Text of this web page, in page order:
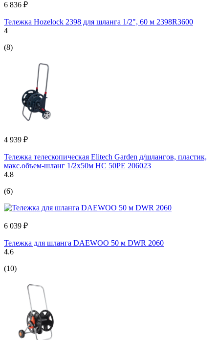
6 836 ₽
Тележка Hozelock 2398 для шланга 1/2", 60 м 2398R3600
4
(8)
4 939 ₽
Тележка телескопическая Elitech Garden д/шлангов, пластик,
макс.объем-шланг 1/2x50м HC 50PE 206023
4.8
(6)
6 039 ₽
Тележка для шланга DAEWOO 50 м DWR 2060
4.6
(10)